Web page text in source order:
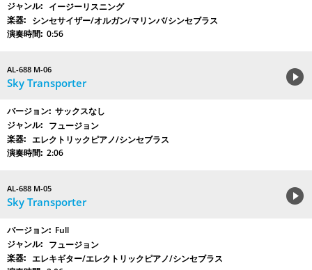
イージーリスニング
シンセサイザー/オルガン/マリンバ/シンセブラス
0:56
AL-688 M-06
Sky Transporter
サックスなし
フュージョン
エレクトリックピアノ/シンセブラス
2:06
AL-688 M-05
Sky Transporter
Full
フュージョン
エレキギター/エレクトリックピアノ/シンセブラス